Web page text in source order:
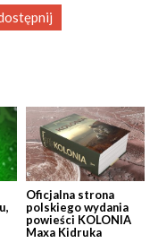
Oficjalna strona
polskiego wydania
powieści KOLONIA
Maxa Kidruka